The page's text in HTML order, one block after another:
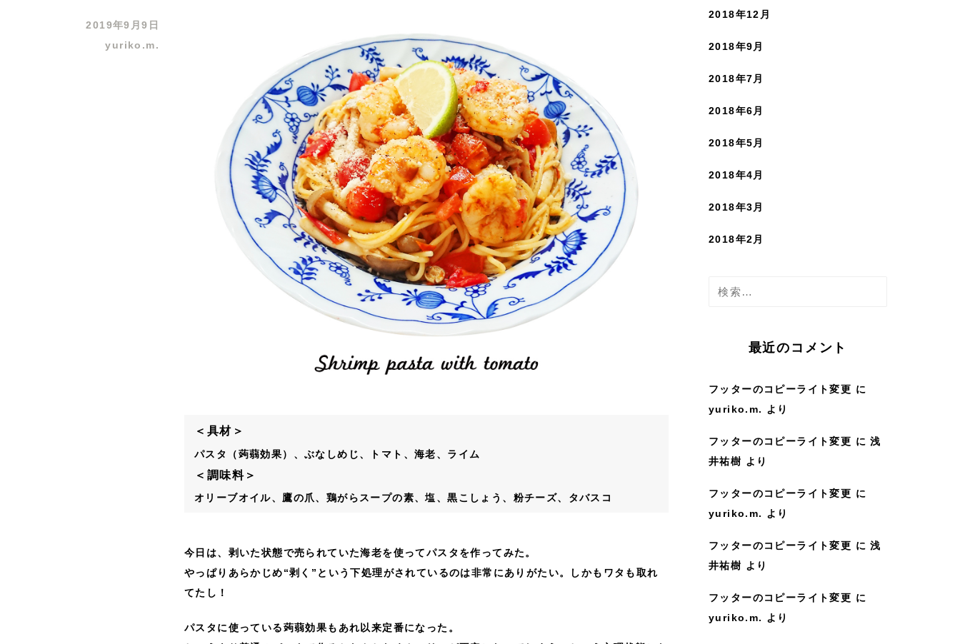
2019年9月9日
yuriko.m.
＜具材＞
パスタ（蒟蒻効果）、ぶなしめじ、トマト、海老、ライム
＜調味料＞
オリーブオイル、鷹の爪、鶏がらスープの素、塩、黒こしょう、粉チーズ、タバスコ
今日は、剥いた状態で売られていた海老を使ってパスタを作ってみた。
やっぱりあらかじめ“剥く”という下処理がされているのは非常にありがたい。しかもワタも取れ
てたし！
パスタに使っている蒟蒻効果もあれ以来定番になった。
2018年12月
2018年9月
2018年7月
2018年6月
2018年5月
2018年4月
2018年3月
2018年2月
検
最近のコメント
フッターのコピーライト変更 に
yuriko.m.
より
フッターのコピーライト変更 に浅
井祐樹 より
フッターのコピーライト変更 に
yuriko.m.
より
フッターのコピーライト変更 に浅
井祐樹 より
フッターのコピーライト変更 に
yuriko.m.
より